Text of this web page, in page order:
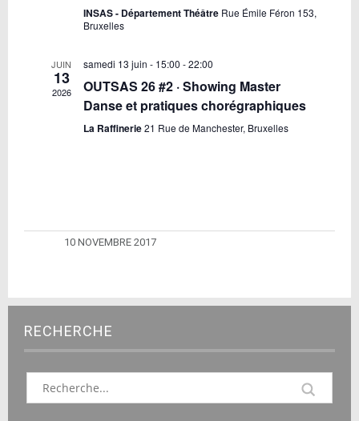
INSAS - Département Théâtre Rue Émile Féron 153,
Bruxelles
JUIN
13
2026
samedi 13 juin - 15:00 -22:00
OUTSAS 26 #2 · Showing Master
Danse et pratiques chorégraphiques
La Raffinerie21 Rue de Manchester, Bruxelles
10 NOVEMBRE 2017
RECHERCHE